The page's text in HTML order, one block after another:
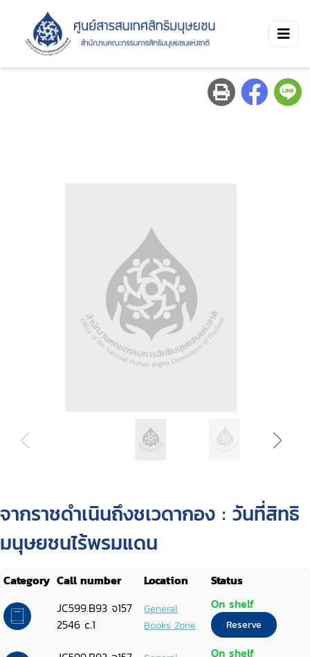
จากราชดำเนินถึงชเวดากอง : วันที่สิทธิ
มนุษยชนไร้พรมแดน
Category Call number Location
Status
JC599.B93 จ157
2546 c.1
General
Books Zone
On shelf
Reserve
On shelf